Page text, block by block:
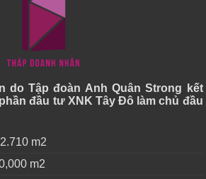
do Tập đoàn Anh Quân Strong kết
đầu tư XNK Tây Đô làm chủ đầu
m2
m2